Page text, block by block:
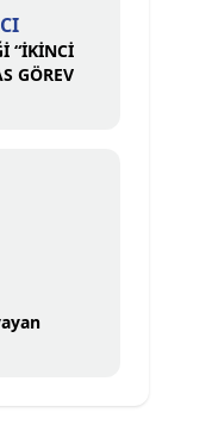
“İKİNCİ
GÖREV